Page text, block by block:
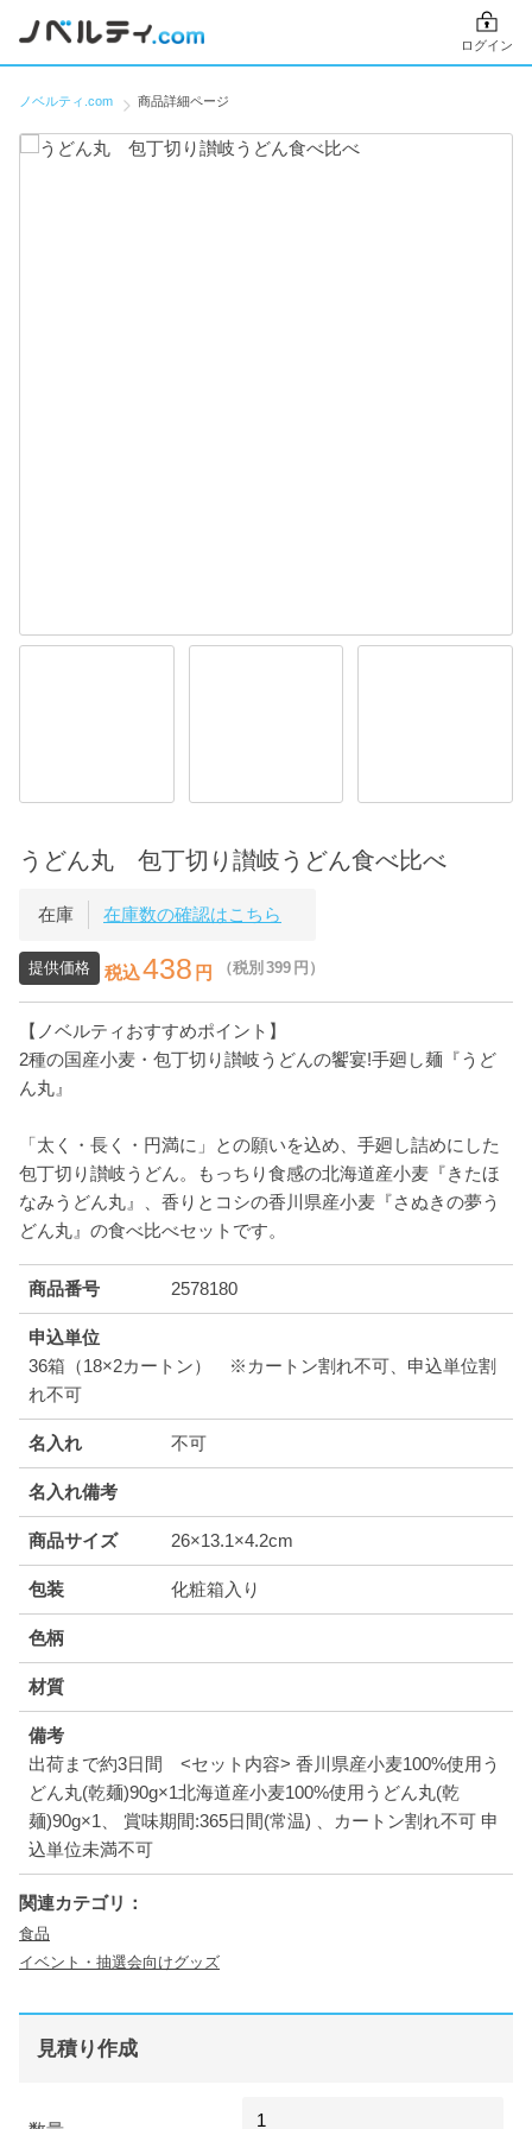
ログイン
ノベルティ.com 商品詳細ページ
うどん丸 包丁切り讃岐うどん食べ比べ
在庫 在庫数の確認はこちら
提供価格 税込438 円 （税別 399 円）
【ノベルティおすすめポイント】
2種の国産小麦・包丁切り讃岐うどんの饗宴!手廻し麺『うど
ん丸』
「太く・長く・円満に」との願いを込め、手廻し詰めにした
包丁切り讃岐うどん。もっちり食感の北海道産小麦『きたほ
なみうどん丸』、香りとコシの香川県産小麦『さぬきの夢う
どん丸』の食べ比べセットです。
商品番号 2578180
申込単位
36箱（18×2カートン） ※カートン割れ不可、申込単位割
れ不可
名入れ 不可
名入れ備考
商品サイズ 26×13.1×4.2cm
包装 化粧箱入り
色柄
材質
備考
出荷まで約3日間 <セット内容> 香川県産小麦100%使用う
どん丸(乾麺)90g×1北海道産小麦100%使用うどん丸(乾
麺)90g×1、 賞味期間:365日間(常温) 、カートン割れ不可 申
込単位未満不可
関連カテゴリ：
食品
イベント・抽選会向けグッズ
見積り作成